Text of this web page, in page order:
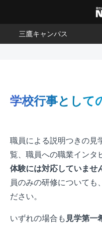
三鷹キャンパス
学校行事として
職員による説明つきの見
覧、職員への職業インタ
体験には対応していませ
員のみの研修についても
ださい。
いずれの場合も 見学第一